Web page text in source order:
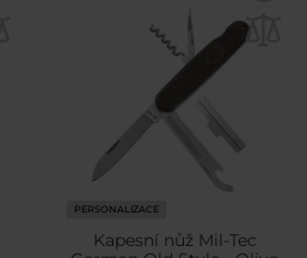
PERSONALIZACE
Kapesní nůž Mil-Tec